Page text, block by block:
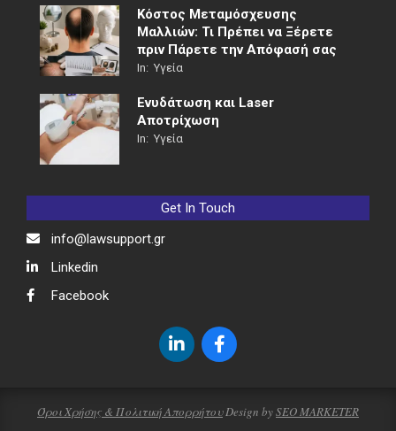
Κόστος Μεταμόσχευσης
Μαλλιών: Τι Πρέπει να Ξέρετε
πριν Πάρετε την Απόφασή σας
In: Υγεία
Ενυδάτωση και Laser
Αποτρίχωση
In: Υγεία
Get In Touch
info@lawsupport.gr
Linkedin
Facebook
Όροι Χρήσης & Πολιτική ΑπορρήτουDesign bySEO MARKETER